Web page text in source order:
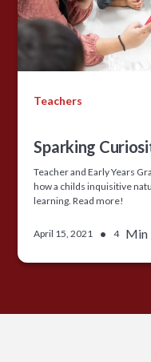
Teachers
Sparking
Teacher and Early Years
how a childs inquisitive
learning. Read more!
April 15, 2021 • 4 Min